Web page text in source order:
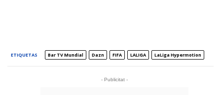
ETIQUETAS Bar TV Mundial Dazn FIFA LALIGA LaLiga Hypermotion
- Publicitat -